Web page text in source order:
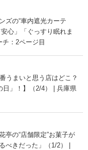
ズの“車内遮光カーテ
心」「ぐっすり眠れま
：2ページ目
うまいと思う店はどこ？
日」！】（2/4） | 兵庫県
亭の“店舗限定”お菓子が
きだった」（1/2） |